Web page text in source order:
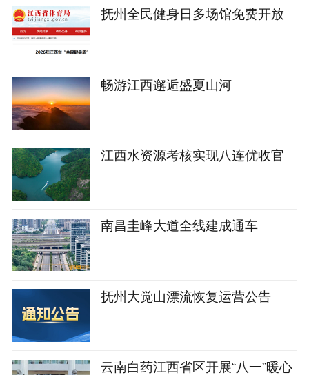
抚州全民健身日多场馆免费开放
畅游江西邂逅盛夏山河
江西水资源考核实现八连优收官
南昌圭峰大道全线建成通车
抚州大觉山漂流恢复运营公告
云南白药江西省区开展“八一”暖心